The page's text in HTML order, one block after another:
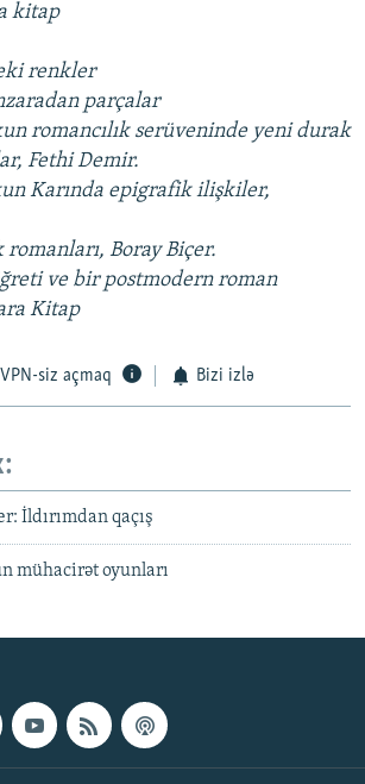
kitap
renkler
parçalar
romancılık serüveninde yeni durak
Fethi Demir.
Karında epigrafik ilişkiler,
romanları, Boray Biçer.
ve bir postmodern roman
Kitap
VPN-siz açmaq Bizi izlə
İldırımdan qaçış
mühacirət oyunları